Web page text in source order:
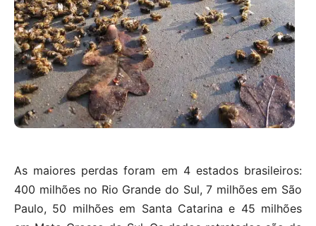
As maiores perdas foram em 4 estados brasileiros:
400 milhões no Rio Grande do Sul, 7 milhões em São
Paulo, 50 milhões em Santa Catarina e 45 milhões